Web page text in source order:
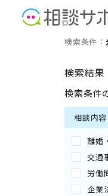
岩
検索条件：
検索結果
検索条件
相談内容
離婚
交通
労働
企業